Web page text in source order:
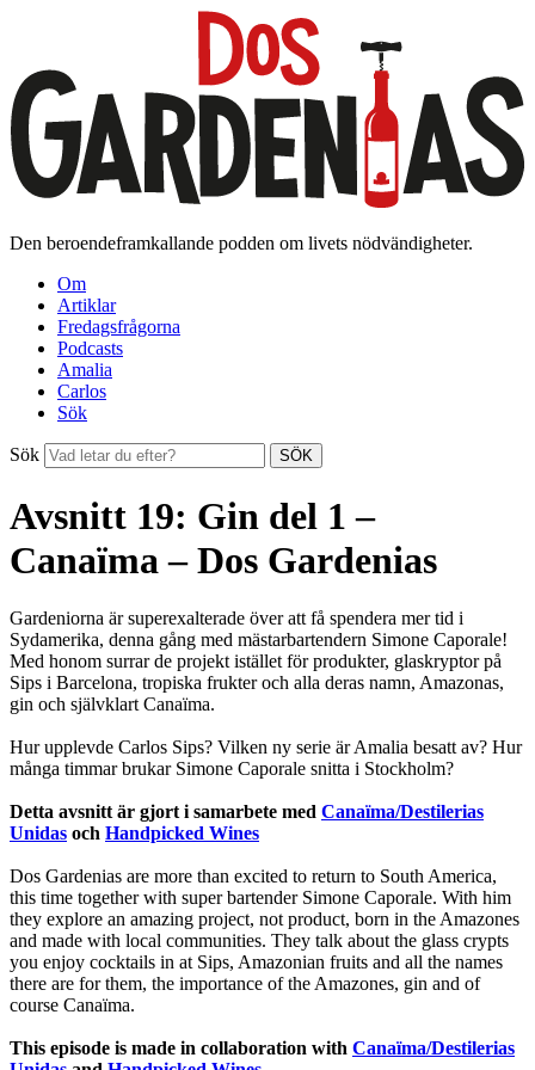
Den beroendeframkallande podden om livets nödvändigheter.
Om
Artiklar
Fredagsfrågorna
Podcasts
Amalia
Carlos
Sök
Sök SÖK
Avsnitt 19: Gin del 1 –
Canaïma – Dos Gardenias
Gardeniorna är superexalterade över att få spendera mer tid i
Sydamerika, denna gång med mästarbartendern Simone Caporale!
Med honom surrar de projekt istället för produkter, glaskryptor på
Sips i Barcelona, tropiska frukter och alla deras namn, Amazonas,
gin och självklart Canaïma.
Hur upplevde Carlos Sips? Vilken ny serie är Amalia besatt av? Hur
många timmar brukar Simone Caporale snitta i Stockholm?
Detta avsnitt är gjort i samarbete med Canaïma/Destilerias
Unidas och Handpicked Wines
Dos Gardenias are more than excited to return to South America,
this time together with super bartender Simone Caporale. With him
they explore an amazing project, not product, born in the Amazones
and made with local communities. They talk about the glass crypts
you enjoy cocktails in at Sips, Amazonian fruits and all the names
there are for them, the importance of the Amazones, gin and of
course Canaïma.
This episode is made in collaboration with Canaïma/Destilerias